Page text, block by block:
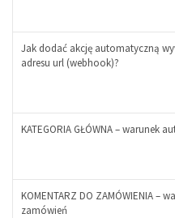
-
+
Jak dodać akcję automatyczną
adresu url (webhook)?
-
+
KATEGORIA GŁÓWNA – warunek
KOMENTARZ DO ZAMÓWIENIA –
zamówień